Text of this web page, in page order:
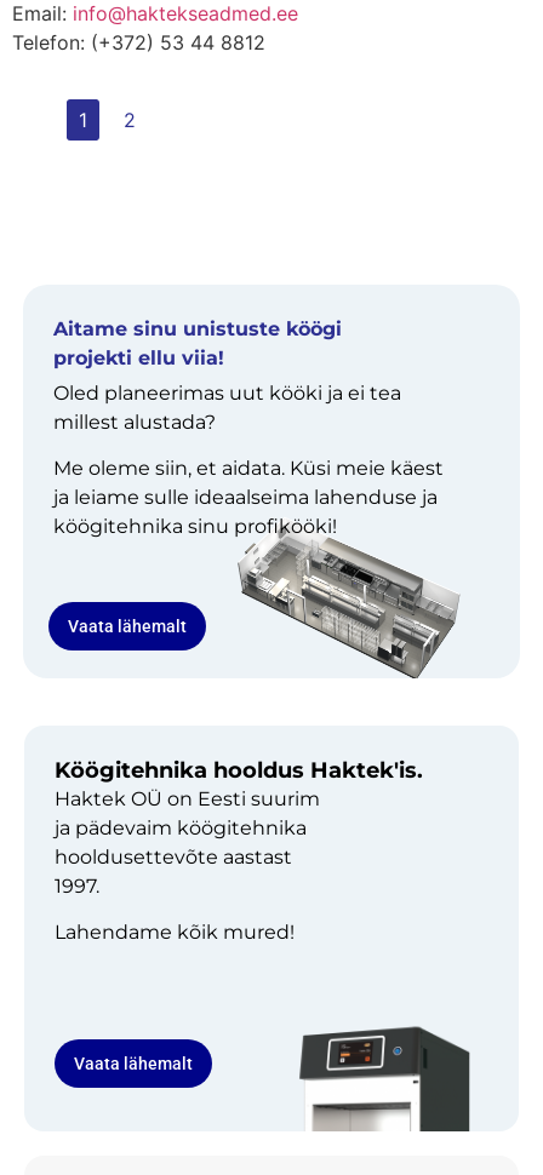
Email: info@haktekseadmed.ee
Telefon: (+372) 53 44 8812
1 2
Aitame sinu unistuste köögi
projekti ellu viia!
Oled planeerimas uut kööki ja ei tea
millest alustada?
Me oleme siin, et aidata. Küsi meie käest
ja leiame sulle ideaalseima lahenduse ja
köögitehnika sinu profikööki!
Vaata lähemalt
Köögitehnika hooldus Haktek'is.
Haktek OÜ on Eesti suurim
ja pädevaim köögitehnika
hooldusettevõte aastast
1997.
Lahendame kõik mured!
Vaata lähemalt